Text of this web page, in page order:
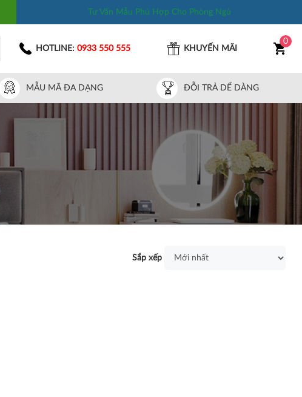
Tư Vấn Mẫu Phù Hợp Cho Phòng Ngủ
HOTLINE:0933 550 555 KHUYẾN MÃI
0
MẪU MÃ ĐA DẠNG ĐỖI TRẢ DỂ DÀNG
Sắp xếp